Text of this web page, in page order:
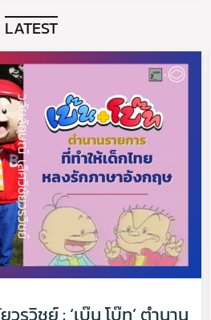
LATEST
วิชย์ : ‘เบ๊น โบ๊ท’ ตำนาน